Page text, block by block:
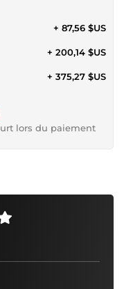
+ 87,56 $US
+ 200,14 $US
+ 375,27 $US
lors du paiement